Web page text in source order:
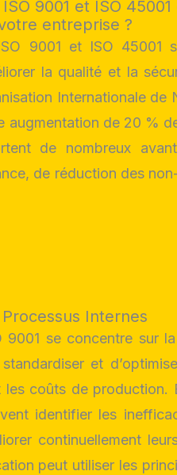
9001 et ISO
entreprise ?
9001 et ISO 45001
la qualité et la
Internationale
augmentation de 20 %
de nombreux
de réduction des
Internes
9001 se concentre sur
et
les coûts de production.
identifier les
continuellement
peut utiliser les